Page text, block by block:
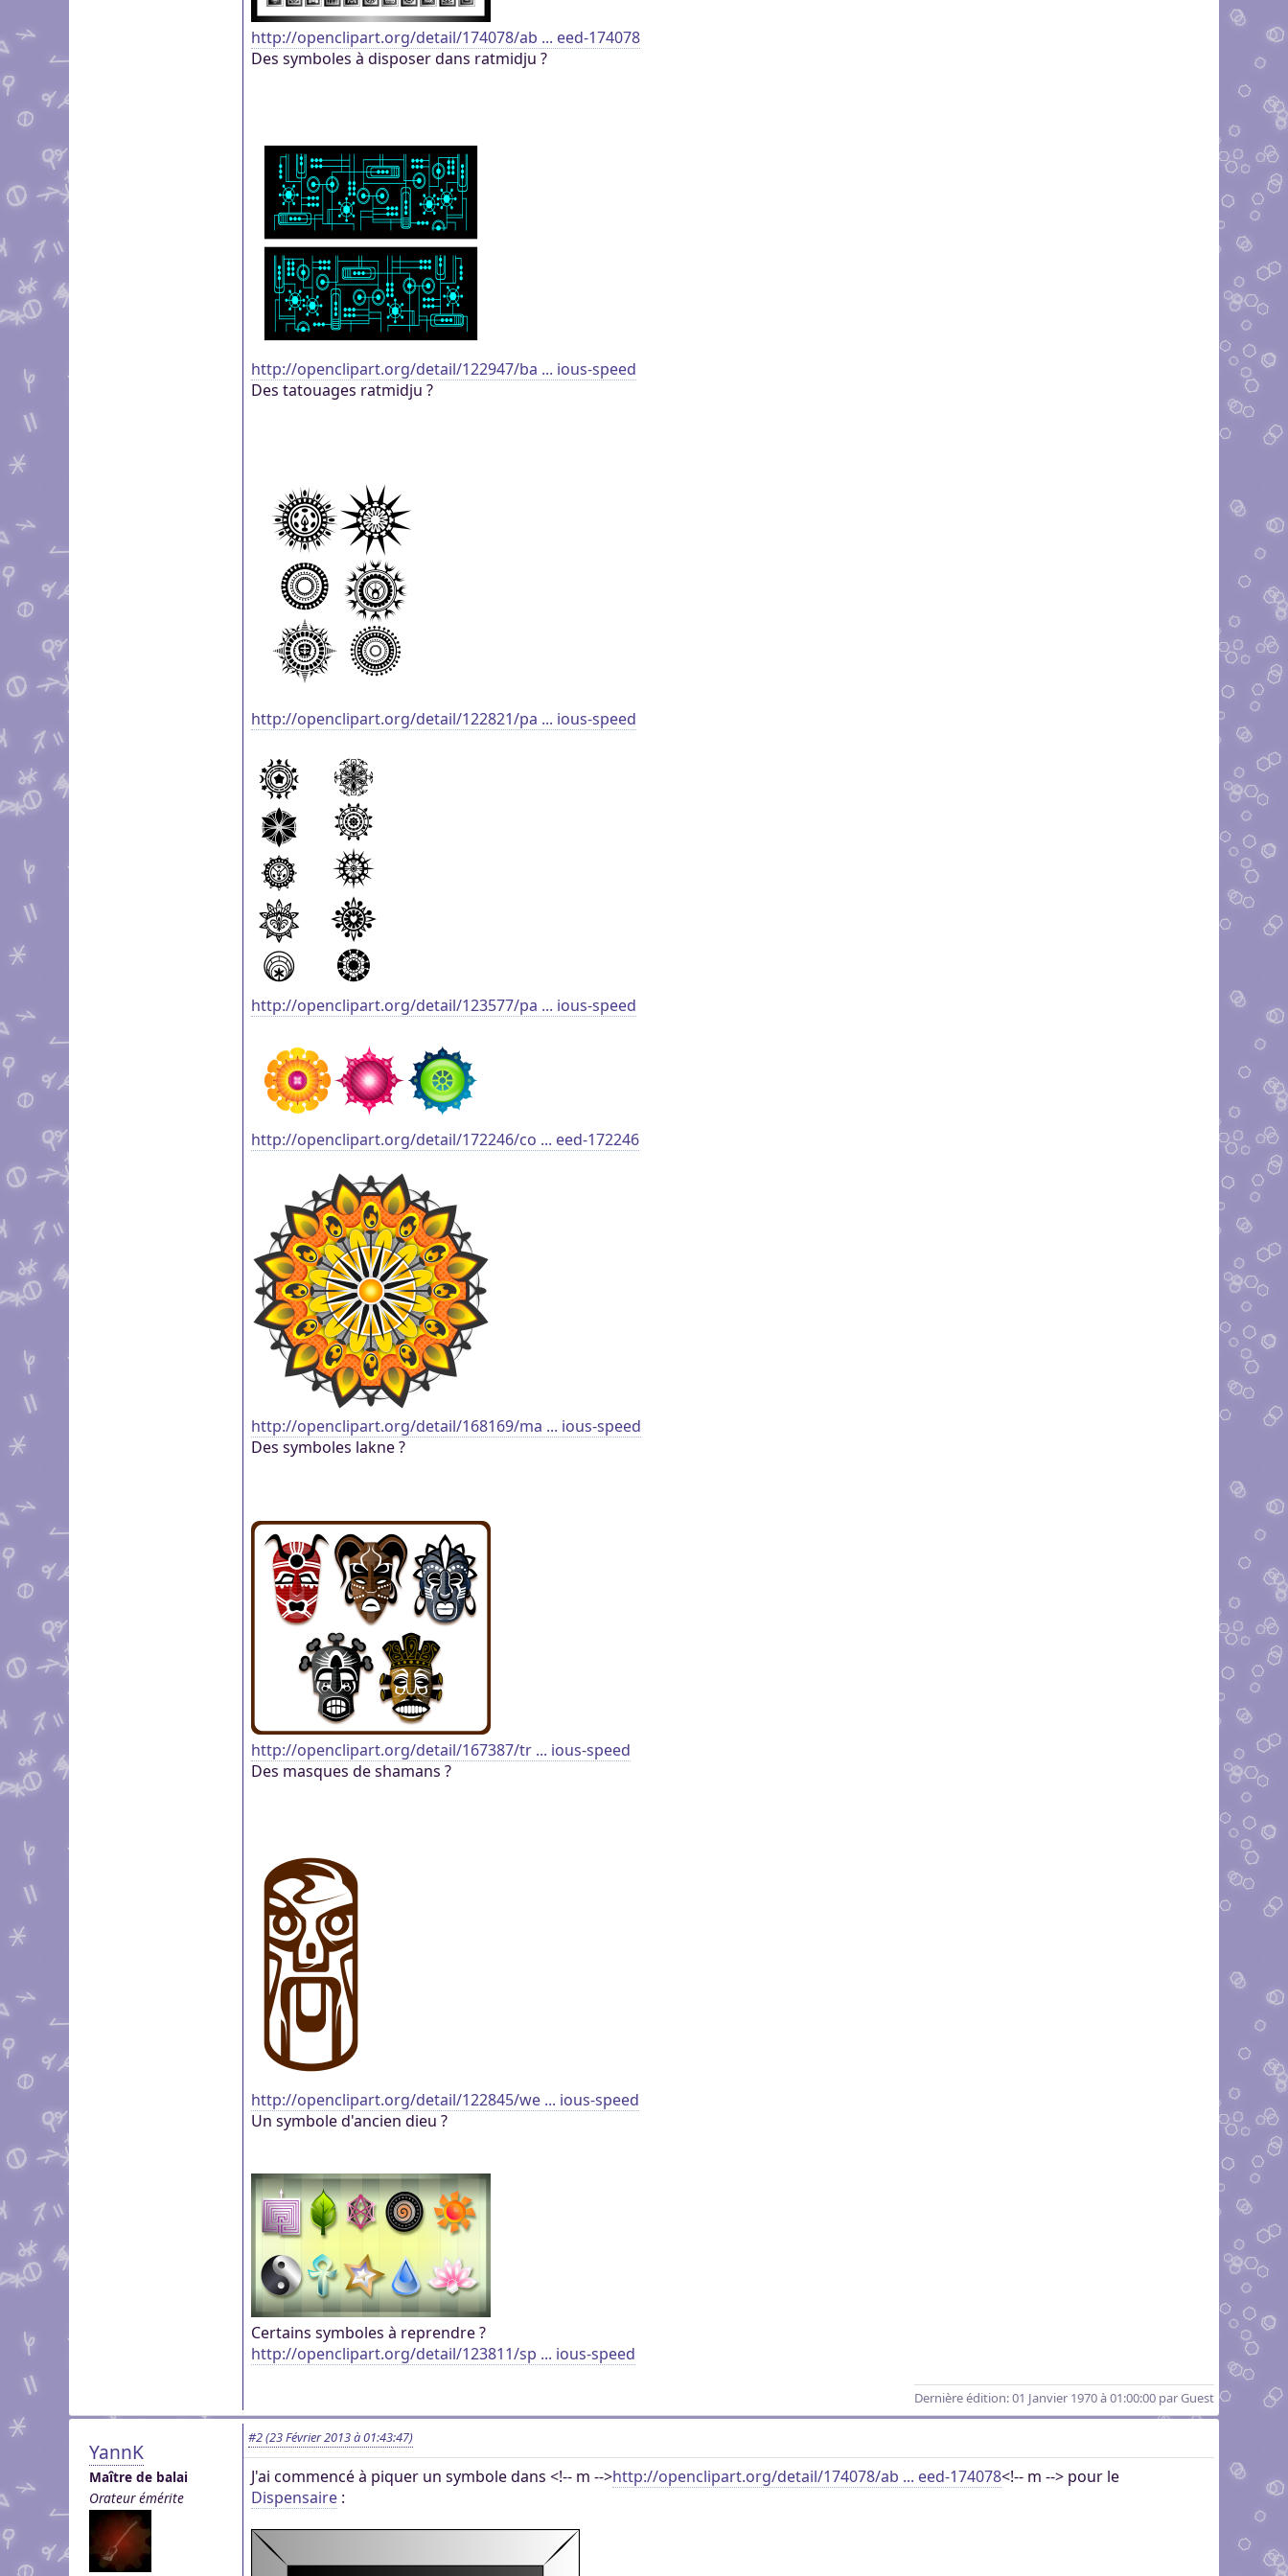
http://openclipart.org/detail/174078/ab ... eed-174078
Des symboles à disposer dans ratmidju ?
http://openclipart.org/detail/122947/ba ... ious-speed
Des tatouages ratmidju ?
http://openclipart.org/detail/122821/pa ... ious-speed
http://openclipart.org/detail/123577/pa ... ious-speed
http://openclipart.org/detail/172246/co ... eed-172246
http://openclipart.org/detail/168169/ma ... ious-speed
Des symboles lakne ?
http://openclipart.org/detail/167387/tr ... ious-speed
Des masques de shamans ?
http://openclipart.org/detail/122845/we ... ious-speed
Un symbole d'ancien dieu ?
Certains symboles à reprendre ?
http://openclipart.org/detail/123811/sp ... ious-speed
Dernière édition: 01 Janvier 1970 à 01:00:00 par Guest
YannK
Maître de balai
Orateur émérite
#2(23 Février 2013 à 01:43:47)
J'ai commencé à piquer un symbole dans <!-- m -->http://openclipart.org/detail/174078/ab ... eed-174078<!-- m --> pour le
Dispensaire: